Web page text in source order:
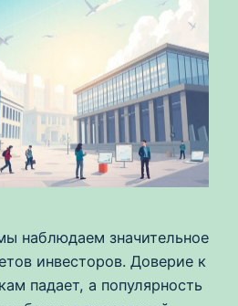
наблюдаем значительное
инвесторов. Доверие к
падает, а популярность